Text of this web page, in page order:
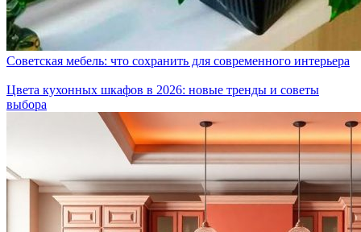
Советская мебель: что сохранить для современного интерьера
Цвета кухонных шкафов в 2026: новые тренды и советы
выбора